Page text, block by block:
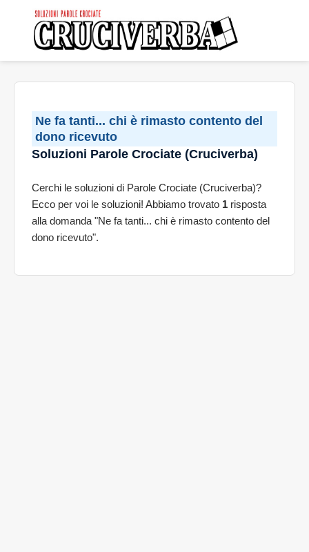
Ne fa tanti... chi è rimasto contento del
dono ricevuto
Soluzioni Parole Crociate (Cruciverba)
Cerchi le soluzioni di Parole Crociate (Cruciverba)?
Ecco per voi le soluzioni! Abbiamo trovato 1 risposta
alla domanda "Ne fa tanti... chi è rimasto contento del
dono ricevuto".